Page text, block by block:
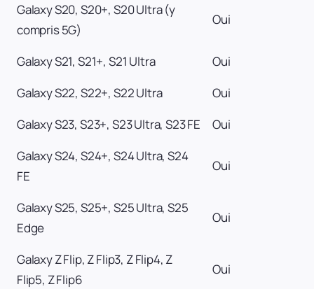
Galaxy S20, S20+, S20 Ultra (y
compris 5G)
Oui
Galaxy S21, S21+, S21 Ultra
Oui
Galaxy S22, S22+, S22 Ultra
Oui
Galaxy S23, S23+, S23 Ultra, S23 FE
Oui
Galaxy S24, S24+, S24 Ultra, S24
FE
Oui
Galaxy S25, S25+, S25 Ultra, S25
Edge
Oui
Galaxy Z Flip, Z Flip3, Z Flip4, Z
Flip5, Z Flip6
Oui